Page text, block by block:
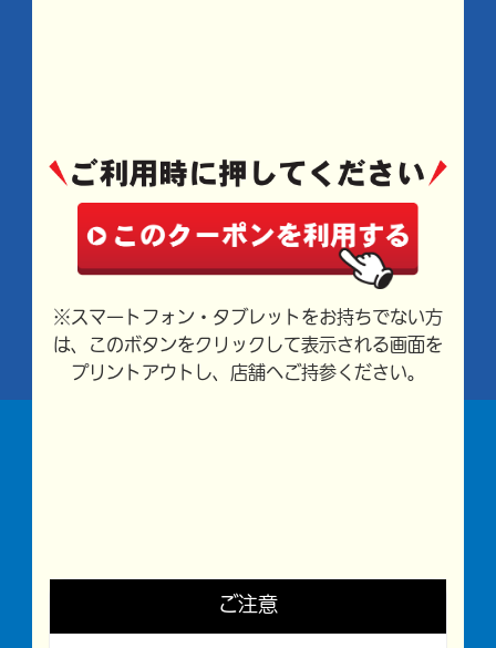
※スマートフォン・タブレットをお持ちでない方
は、このボタンをクリックして表示される画面を
プリントアウトし、店舗へご持参ください。
ご注意